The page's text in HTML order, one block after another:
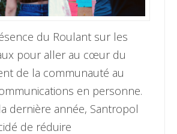
du Roulant sur les
pour aller au cœur du
de la communauté au
en personne.
dernière année, Santropol
de réduire